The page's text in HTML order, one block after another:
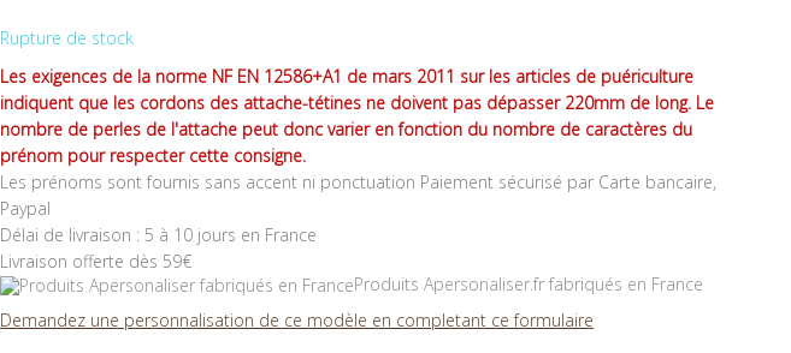
Rupture de stock
Les exigences de la norme NF EN 12586+A1 de mars 2011 sur les articles de puériculture
indiquent que les cordons des attache-tétines ne doivent pas dépasser 220mm de long. Le
nombre de perles de l'attache peut donc varier en fonction du nombre de caractères du
prénom pour respecter cette consigne.
Les prénoms sont fournis sans accent ni ponctuation Paiement sécurisé par Carte bancaire,
Paypal
Délai de livraison : 5 à 10 jours en France
Livraison offerte dès 59€
Produits Apersonaliser.fr fabriqués en France
Demandez une personnalisation de ce modèle en completant ce formulaire